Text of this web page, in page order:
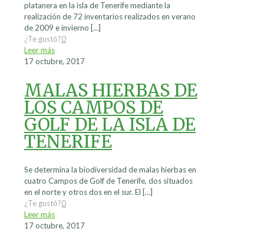
platanera en la isla de Tenerife mediante la
realización de 72 inventarios realizados en verano
de 2009 e invierno […]
¿Te gustó?0
Leer más
17 octubre, 2017
MALAS HIERBAS DE
LOS CAMPOS DE
GOLF DE LA ISLA DE
TENERIFE
Se determina la biodiversidad de malas hierbas en
cuatro Campos de Golf de Tenerife, dos situados
en el norte y otros dos en el sur. El […]
¿Te gustó?0
Leer más
17 octubre, 2017